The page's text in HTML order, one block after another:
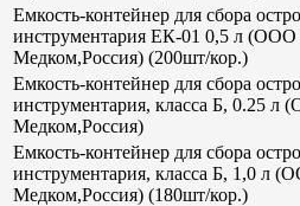
Емкость-контейнер для сбора
инструментария ЕК-01 0,5 л
Медком,Россия) (200шт/кор.)
Емкость-контейнер для сбора
инструментария, класса Б, 0.25
Медком,Россия)
Емкость-контейнер для сбора
инструментария, класса Б, 1,0 л
Медком,Россия) (180шт/кор.)